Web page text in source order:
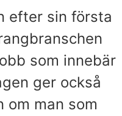
efter sin första
som innebär
ger också
om man som